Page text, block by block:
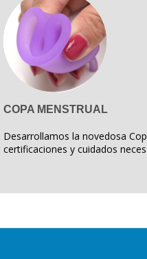
COPA MENSTRUAL
Desarrollamos la novedosa
certificaciones y cuidados